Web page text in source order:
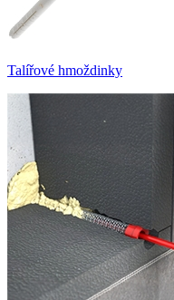
Talířové hmoždinky